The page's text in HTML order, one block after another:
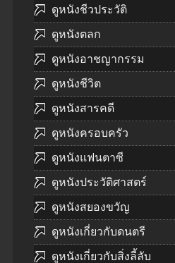
ดูหนังชีวประวัติ
ดูหนังตลก
ดูหนังอาชญากรรม
ดูหนังชีวิต
ดูหนังสารคดี
ดูหนังครอบครัว
ดูหนังแฟนตาซี
ดูหนังประวัติศาสตร์
ดูหนังสยองขวัญ
ดูหนังเกี่ยวกับดนตรี
ดูหนังเกี่ยวกับสิ่งลี้ลับ